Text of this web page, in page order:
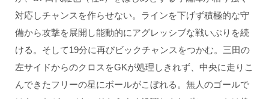
対応しチャンスを作らせない。ラインを下げず積極的な守
備から攻撃を展開し能動的にアグレッシブな戦いぶりを続
ける。そして19分に再びビックチャンスをつかむ。三田の
左サイドからのクロスをGKが処理しきれず、中央に走りこ
んできたフリーの星にボールがこぼれる。無人のゴールで